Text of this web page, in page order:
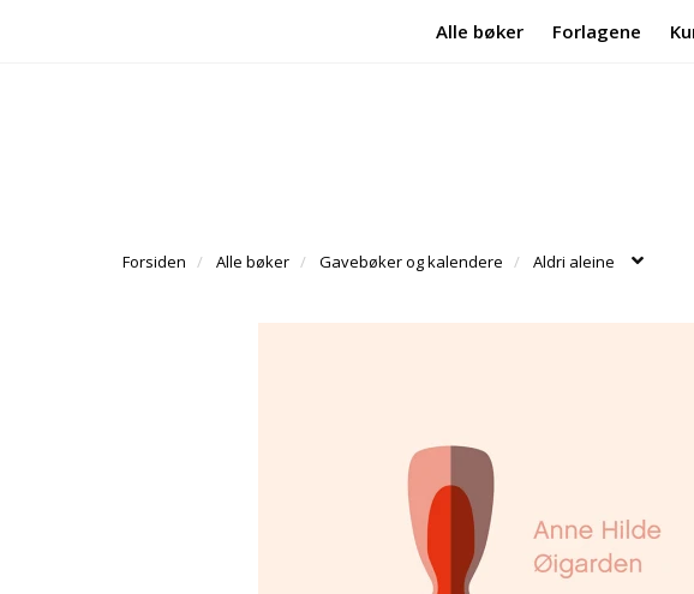
Alle bøker Forlagene
Forsiden Alle bøker Gavebøker og kalendere Aldri aleine